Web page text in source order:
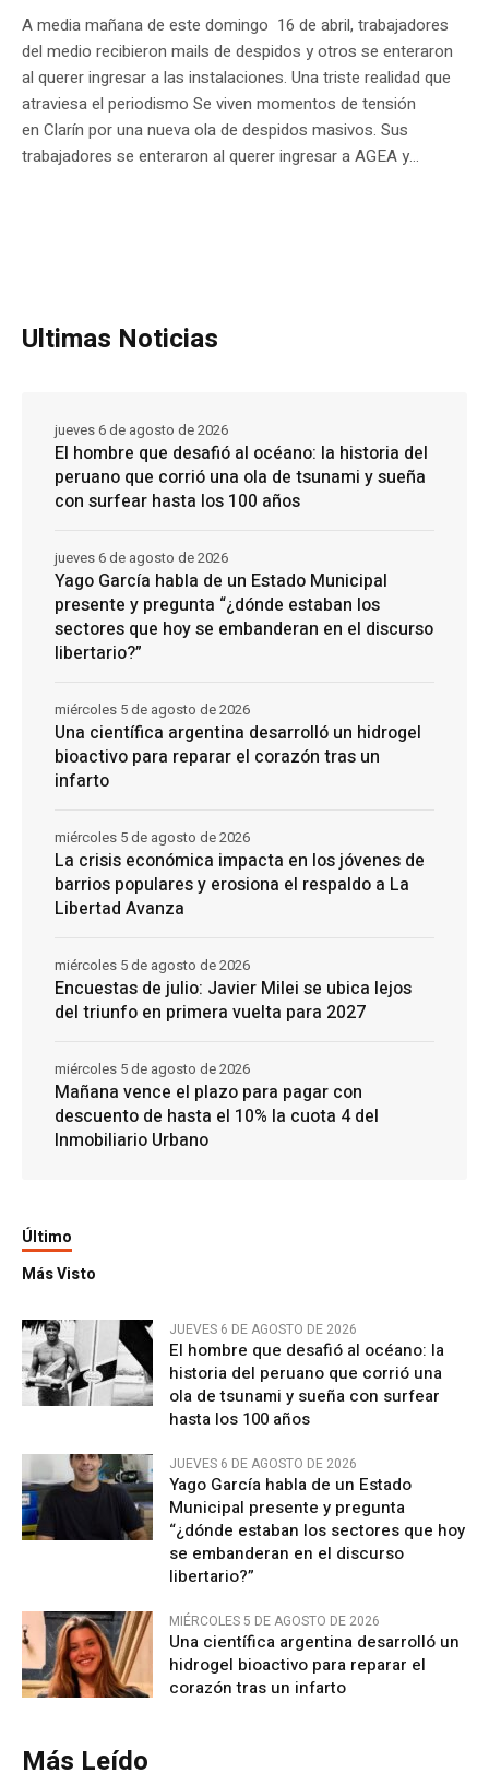
A media mañana de este domingo 16 de abril, trabajadores
del medio recibieron mails de despidos y otros se enteraron
al querer ingresar a las instalaciones. Una triste realidad que
atraviesa el periodismo Se viven momentos de tensión
en Clarín por una nueva ola de despidos masivos. Sus
trabajadores se enteraron al querer ingresar a AGEA y...
Ultimas Noticias
El hombre que desafió al océano: la historia del
peruano que corrió una ola de tsunami y sueña
con surfear hasta los 100 años
jueves 6 de agosto de 2026
Yago García habla de un Estado Municipal
presente y pregunta “¿dónde estaban los
sectores que hoy se embanderan en el discurso
libertario?”
jueves 6 de agosto de 2026
Una científica argentina desarrolló un hidrogel
bioactivo para reparar el corazón tras un
infarto
miércoles 5 de agosto de 2026
La crisis económica impacta en los jóvenes de
barrios populares y erosiona el respaldo a La
Libertad Avanza
miércoles 5 de agosto de 2026
Encuestas de julio: Javier Milei se ubica lejos
del triunfo en primera vuelta para 2027
miércoles 5 de agosto de 2026
Mañana vence el plazo para pagar con
descuento de hasta el 10% la cuota 4 del
Inmobiliario Urbano
miércoles 5 de agosto de 2026
Último
Más Visto
JUEVES 6 DE AGOSTO DE 2026
El hombre que desafió al océano: la
historia del peruano que corrió una
ola de tsunami y sueña con surfear
hasta los 100 años
JUEVES 6 DE AGOSTO DE 2026
Yago García habla de un Estado
Municipal presente y pregunta
“¿dónde estaban los sectores que hoy
se embanderan en el discurso
libertario?”
MIÉRCOLES 5 DE AGOSTO DE 2026
Una científica argentina desarrolló un
hidrogel bioactivo para reparar el
corazón tras un infarto
Más Leído